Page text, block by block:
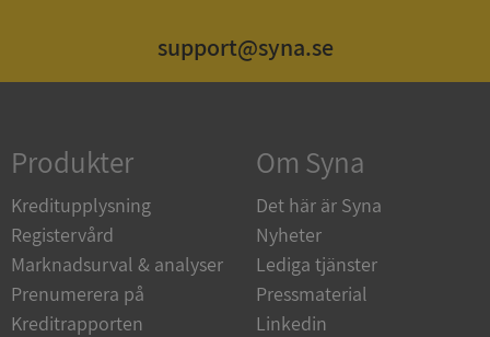
support@syna.se
Produkter
Kreditupplysning
Registervård
Marknadsurval & analyser
Prenumerera på
Kreditrapporten
Om Syna
Det här är Syna
Nyheter
Lediga tjänster
Pressmaterial
Linkedin
Funktioner Oklassificerade
Strikt nödvändigt Prestanda
Oklassificerade
Strikt nödvändiga kakor tillåter
kärnwebbplatsfunktioner som användarinloggning
och kontohantering. Webbplatsen kan inte
användas ordentligt utan strikt nödvändiga cookies.